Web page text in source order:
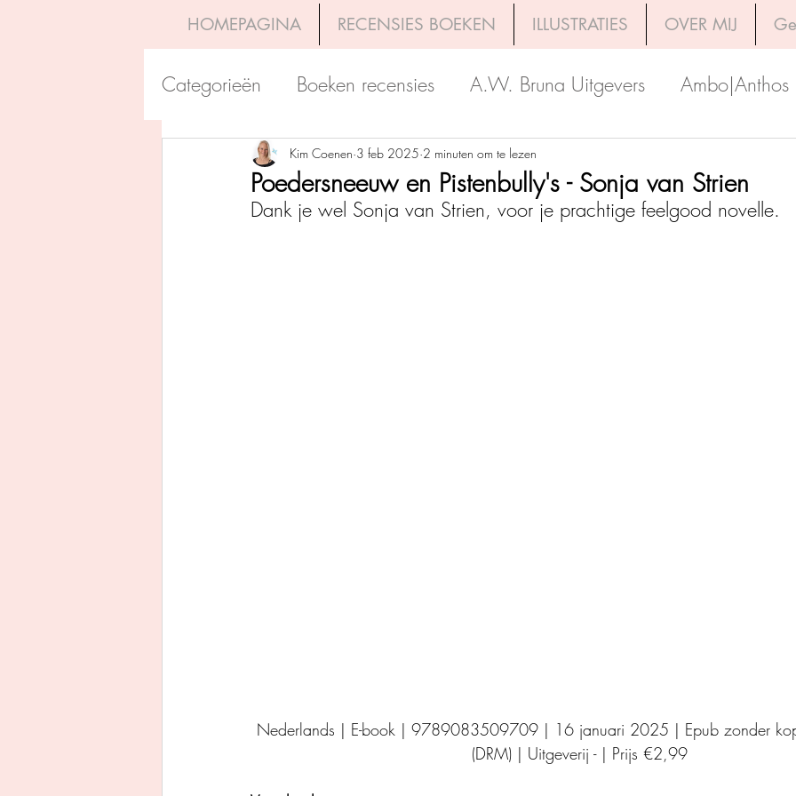
HOMEPAGINA RECENSIES BOEKEN ILLUSTRATIES OVER MIJ
Categorieën Boeken recensies A.W. Bruna Uitgevers Ambo|Anthos
Uitgeverij Pelckmans Boekerij Uitgeverij Luitingh-Sijthoff
Overamstel Uitgevers Godijn Publishing Kosmos Uitgevers
Poedersneeuw en Pistenbully's - Sonja van Strien
Kim Coenen 3 feb 2025 2 minuten om te lezen
Dank je wel Sonja van Strien, voor je prachtige feelgood novelle.
Nederlands | E-book | 9789083509709 | 16 januari 2025 | Epub zonder
(DRM) | Uitgeverij - | Prijs €2,99